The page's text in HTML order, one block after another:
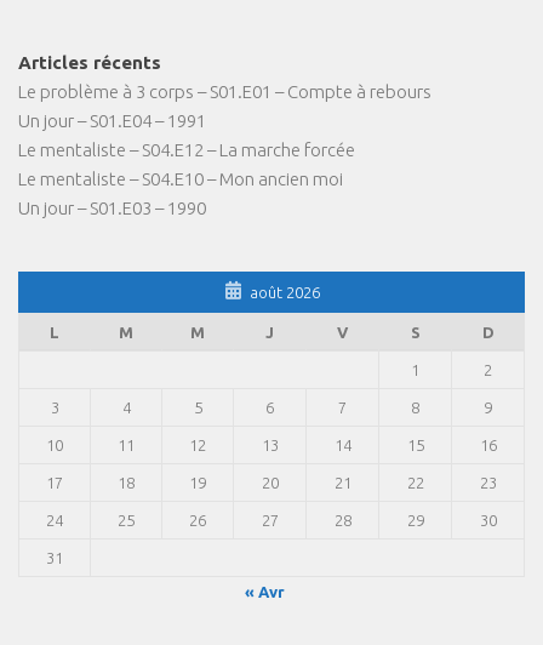
Articles récents
Le problème à 3 corps – S01.E01 – Compte à rebours
Un jour – S01.E04 – 1991
Le mentaliste – S04.E12 – La marche forcée
Le mentaliste – S04.E10 – Mon ancien moi
Un jour – S01.E03 – 1990
août 2026
L M M J V S D
1 2
3 4 5 6 7 8 9
10 11 12 13 14 15 16
17 18 19 20 21 22 23
24 25 26 27 28 29 30
31
« Avr